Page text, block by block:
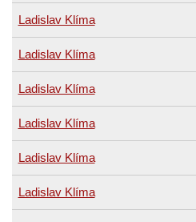
Ladislav Klíma
Ladislav Klíma
Ladislav Klíma
Ladislav Klíma
Ladislav Klíma
Ladislav Klíma